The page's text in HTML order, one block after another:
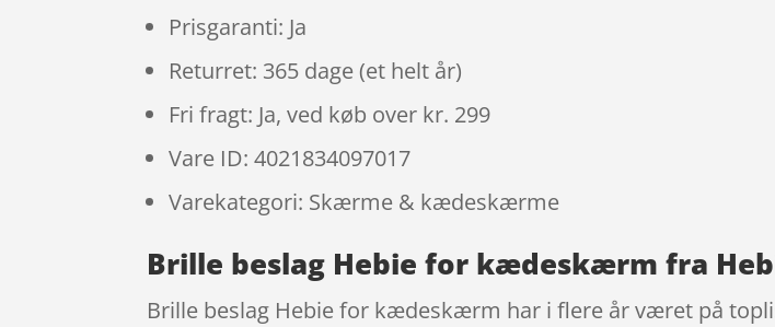
Prisgaranti: Ja
Returret: 365 dage (et helt år)
Fri fragt: Ja, ved køb over kr. 299
Vare ID: 4021834097017
Varekategori: Skærme & kædeskærme
Brille beslag Hebie for kædeskærm fra
Brille beslag Hebie for kædeskærm har i flere år været på